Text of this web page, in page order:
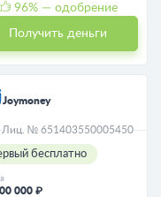
96% — одобрение
Получить деньги
Joymoney
Лиц. № 651403550005450
бесплатно
000 ₽